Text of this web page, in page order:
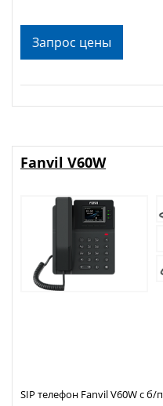
Запрос цены
Fanvil V60W
SIP телефон Fanvil V60W с б/п